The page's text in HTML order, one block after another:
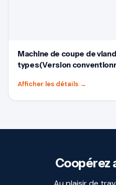
Machine de coupe de
types(Version
Afficher les détails →
Coopérez